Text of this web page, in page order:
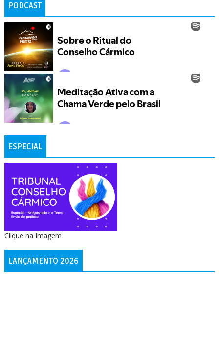
PODCAST
ESPECIAL
Clique na Imagem
LANÇAMENTO 2026